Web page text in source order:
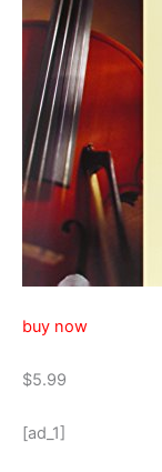
buy now
$5.99
[ad_1]